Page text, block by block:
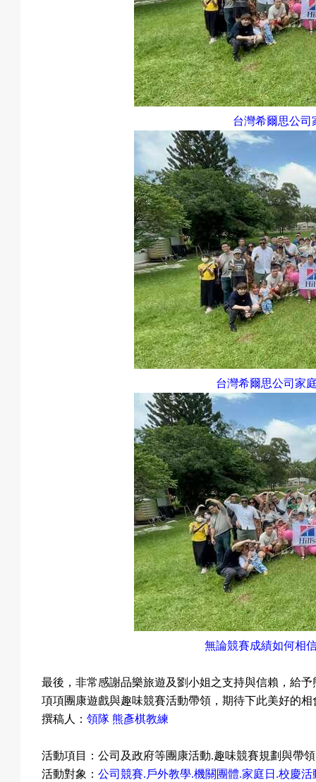
台灣希爾思公司
台灣希爾思公司家
無論競賽成績如何相
最後，非常感謝品樂旅遊及劉小姐之支持與信賴，給
項項團康遊戲與趣味競賽活動帶領，期待下此美好的
撰稿人：領隊 熊彥棋教練
活動項目：公司及政府等團康活動.趣味競賽規劃與帶領
活動對象：公司競賽.戶外教學.機關團體.家庭日 .校慶活